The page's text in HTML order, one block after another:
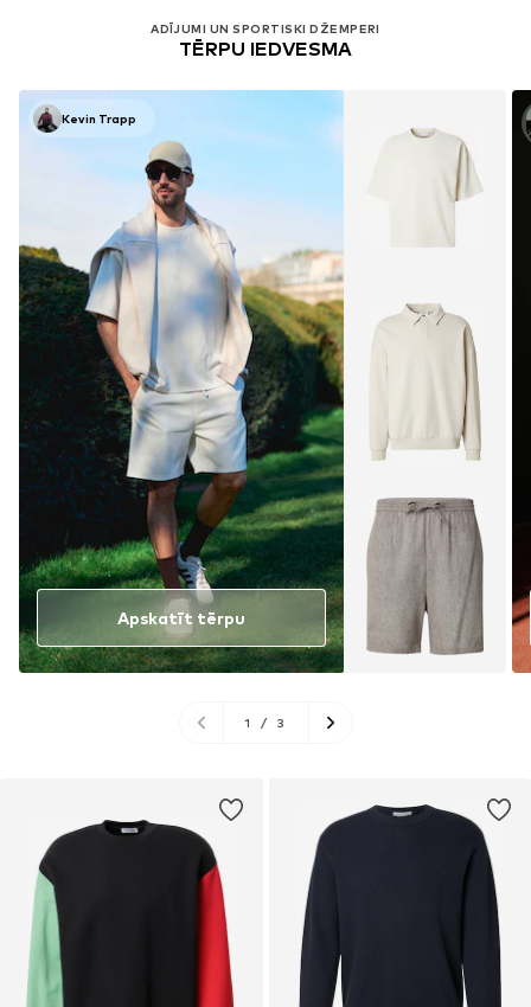
ADĪJUMI UN SPORTISKI DŽEMPERI
TĒRPU IEDVESMA
Kevin Trapp
Apskatīt tērpu
1 / 3